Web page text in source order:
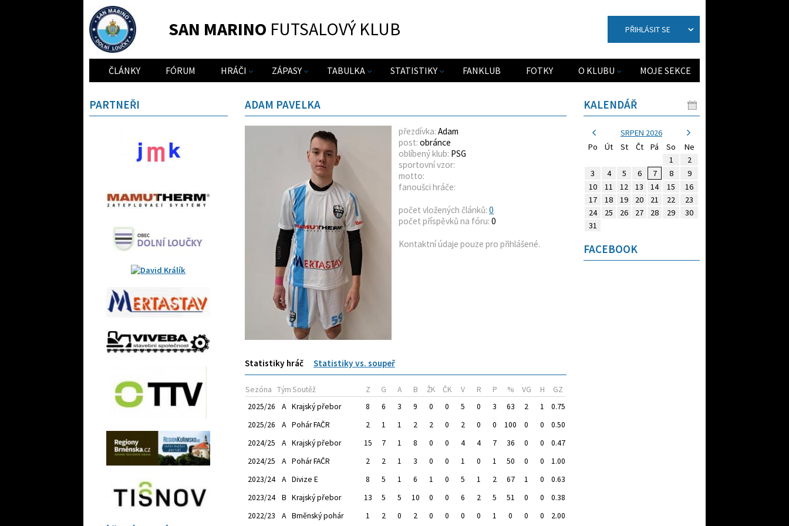
SAN MARINO FUTSALOVÝ KLUB PŘIHLÁSIT SE
ČLÁNKY FÓRUM HRÁČI ZÁPASY TABULKA STATISTIKY FANKLUB FOTKY O KLUBU MOJE SEKCE
ADAM PAVELKA
přezdívka: Adam
post: obránce
oblíbený klub: PSG
sportovní vzor:
motto:
fanoušci hráče:
počet vložených článků: 0
počet příspěvků na fóru: 0
Kontaktní údaje pouze pro přihlášené.
Statistiky hráč Statistiky vs. soupeř
Sezóna TýmSoutěž Z G A B ŽK ČK V R P % VG H
GZ
2025/26
A Krajský přebor 8 6 3 9 0 0 5 0 3 63 2 1
0.75
2025/26
A Pohár FAČR 2 1 1 2 2 0 2 0 0 100 0 0
0.50
2024/25
A Krajský přebor 15 7 1 8 0 0 4 4 7 36 0 0
0.47
2024/25
A Pohár FAČR 2 2 1 3 0 0 1 0 1 50 0 0
1.00
2023/24
A Divize E 8 5 1 6 1 0 5 1 2 67 1 0
0.63
2023/24
B Krajský přebor 13 5 5 10 0 0 6 2 5 51 0 0
0.38
2022/23
A Brněnský pohár 1 2 0 2 0 0 0 0 1 0 0 0 2.00
PARTNEŘI KALENDÁŘ
SRPEN 2026
Po
Út St Čt Pá So
Ne
1
2
3
4 5 6 7 8
9
10
11 12 13 14 15
16
17
18 19 20 21 22
23
24
25 26 27 28 29
30
31
FACEBOOK